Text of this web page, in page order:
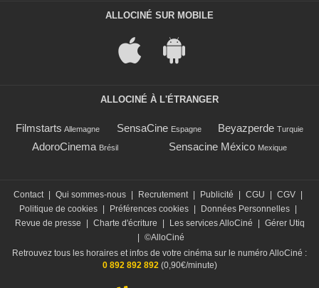
ALLOCINÉ SUR MOBILE
ALLOCINÉ À L'ÉTRANGER
Filmstarts Allemagne SensaCine Espagne Beyazperde Turquie
AdoroCinema Brésil Sensacine México Mexique
Contact | Qui sommes-nous | Recrutement | Publicité | CGU | CGV |
Politique de cookies | Préférences cookies | Données Personnelles |
Revue de presse
| Charte d'écriture | Les services AlloCiné | Gérer Utiq
| ©AlloCiné
Retrouvez tous les horaires et infos de votre cinéma sur le numéro AlloCiné :
0 892 892 892 (0,90€/minute)